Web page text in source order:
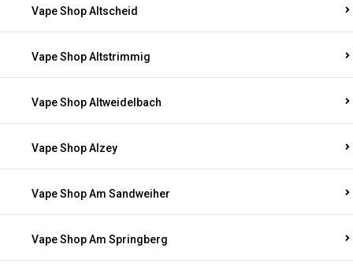
Vape Shop Altscheid
Vape Shop Altstrimmig
Vape Shop Altweidelbach
Vape Shop Alzey
Vape Shop Am Sandweiher
Vape Shop Am Springberg